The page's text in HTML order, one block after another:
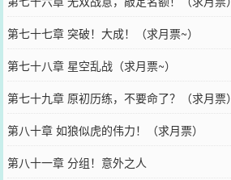
第七十七章 突破！大成！（求月票~）
第七十八章 星空乱战（求月票~）
第七十九章 原初历练，不要命了？（求月票）
第八十章 如狼似虎的伟力！（求月票）
第八十一章 分组！意外之人